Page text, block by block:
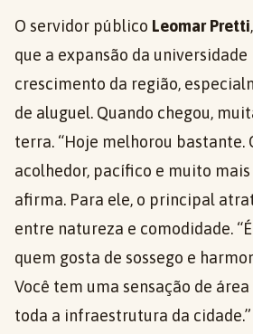
O servidor público Leomar Pretti
que a expansão da
crescimento da região,
de aluguel. Quando chegou,
terra. “Hoje melhorou bastante.
acolhedor, pacífico e muito
afirma. Para ele, o principal
entre natureza e comodidade.
quem gosta de sossego e
Você tem uma sensação de
toda a infraestrutura da